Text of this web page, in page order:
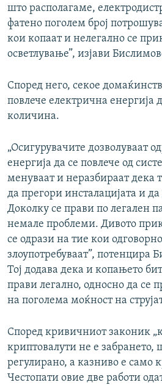
што располагаме,
фатено поголем број
кои копаат и нелегално се
осветлување”, изјави
Според него, секое
повлече електрична енергија
количина.
„Осигурувачите дозволуваат
енергија да се повлече од
менуваат и неразбираат дека
да прегори инсталацијата и
Доколку се прави по легален
немале проблеми. Дивото
се одрази на тие кои
злоупотребуваат”, потенцира
Тој додава дека и копањето
прави легално, односно да се
на поголема моќност на
Според кривичниот законик
криптовалути не е забрането,
регулирано, а казниво е само
Честопати овие две работи